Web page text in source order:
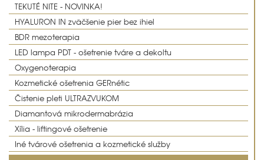
TEKUTÉ NITE - NOVINKA!
HYALURON IN zväčšenie pier bez ihiel
BDR mezoterapia
LED lampa PDT - ošetrenie tváre a dekoltu
Oxygenoterapia
Kozmetické ošetrenia GERnétic
Čistenie pleti ULTRAZVUKOM
Diamantová mikrodermabrázia
Xília - liftingové ošetrenie
Iné tvárové ošetrenia a kozmetické služby